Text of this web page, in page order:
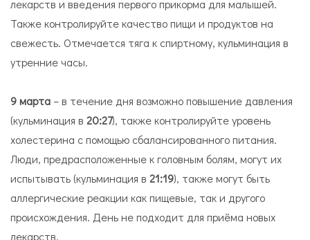
лекарств и введения первого прикорма для малышей.
Также контролируйте качество пищи и продуктов на
свежесть. Отмечается тяга к спиртному, кульминация в
утренние часы.
9 марта – в течение дня возможно повышение давления
(кульминация в 20:27), также контролируйте уровень
холестерина с помощью сбалансированного питания.
Люди, предрасположенные к головным болям, могут их
испытывать (кульминация в 21:19), также могут быть
аллергические реакции как пищевые, так и другого
происхождения. День не подходит для приёма новых
лекарств.